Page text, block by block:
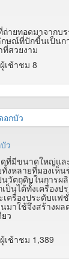
ายทอดมาจากบ
กษณ์ที่ปักขี้นเป็นก
ที่สวยงาม
เช้าชม 8
ว
ดที่มีขนาดใหญ่แ
งหลายที่มองเห็
วัตถุดิบในการผ
ป็นได้ทั้งเครื่อง
เครื่องประดับแฟ
มาใช้จึงสร้างผ
ว
เช้าชม 1,389